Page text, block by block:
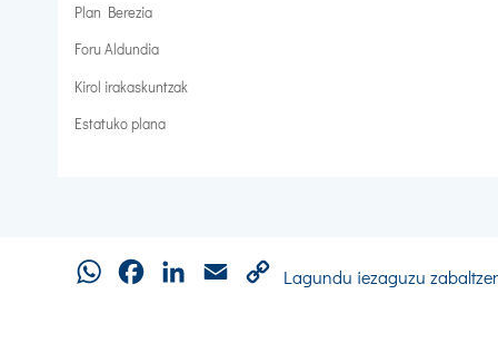
Plan Berezia
Foru Aldundia
Kirol irakaskuntzak
Estatuko plana
WhatsAppFacebookLinkedInEmail
Copy
Lagundu iezaguzu